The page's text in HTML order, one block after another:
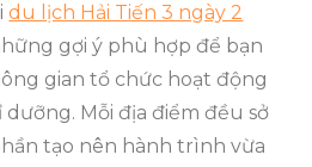
du lịch Hải Tiến 3 ngày 2
gợi ý phù hợp để bạn
gian tổ chức hoạt động
Mỗi địa điểm đều sở
tạo nên hành trình vừa